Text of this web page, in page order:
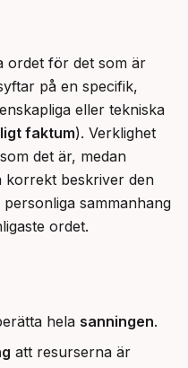
ordet för det som är
på en specifik,
eller tekniska
faktum). Verklighet
det är, medan
korrekt beskriver den
sammanhang
ordet.
hela sanningen.
att resurserna är